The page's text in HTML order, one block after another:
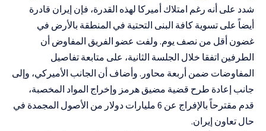
شدد على أنه رغم امتلاك أميركا لهذه القدرة، فإن إيران قادرة
أيضاً على تسوية كافة البنى التحتية في المنطقة بالأرض في
غضون أقل من نصف يوم. ولفت عضو الفريق المفاوض أن
الطرفين اتفقا خلال الجلسة الثانية، على متابعة تفاصيل
المفاوضات ضمن أربعة محاور. وأضاف أن الجانب الأميركي، وإلى
جانب إعادة طرح قضية مضيق هرمز وإخراج المواد المخصبة،
قدم مقترحاً بالإفراج عن 6 مليارات دولار من الأصول المجمدة في
حال تعاون إيران.